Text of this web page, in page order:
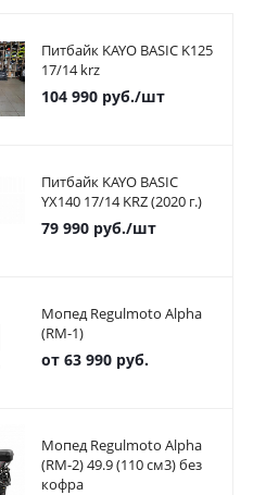
Питбайк KAYO BASIC K125
17/14 krz
104 990руб./шт
Питбайк KAYO BASIC
YX140 17/14 KRZ (2020 г.)
79 990руб./шт
Мопед Regulmoto Alpha
(RM-1)
от 63 990 руб.
Мопед Regulmoto Alpha
(RM-2) 49.9 (110 см3) без
кофра